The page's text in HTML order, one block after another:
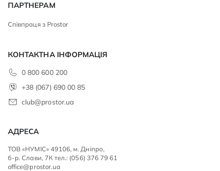
ПАРТНЕРАМ
Співпраця з Prostor
КОНТАКТНА ІНФОРМАЦІЯ
0 800 600 200
+38 (067) 690 00 85
club@prostor.ua
АДРЕСА
ТОВ «НУМІС» 49106, м. Дніпро,
б-р. Слави, 7К тел.: (056) 376 79 61
office@prostor.ua